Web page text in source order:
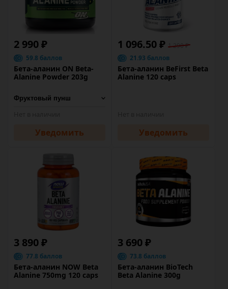
2 990 ₽
59.8 баллов
Бета-аланин ON Beta-
Alanine Powder 203g
Уведомить
1 096.50 ₽ 1 290 ₽
21.93 баллов
Бета-аланин BeFirst Beta
Alanine 120 caps
Уведомить
3 890 ₽
77.8 баллов
Бета-аланин NOW Beta
Alanine 750mg 120 caps
3 690 ₽
73.8 баллов
Бета-аланин BioTech
Beta Alanine 300g